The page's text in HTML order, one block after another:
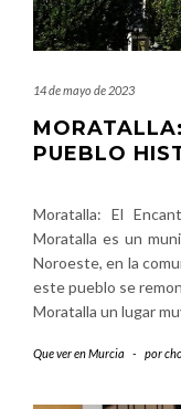
14 de mayo de 2023
PUEBLO
Moratalla: El
Moratalla es un
Noroeste, en la
este pueblo se
Moratalla un lugar
Que ver en Murcia - por